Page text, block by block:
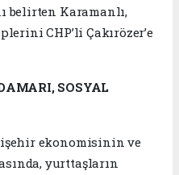
belirten Karamanlı,
CHP’li Çakırözer’e
SOSYAL
ekonomisinin ve
yurttaşların